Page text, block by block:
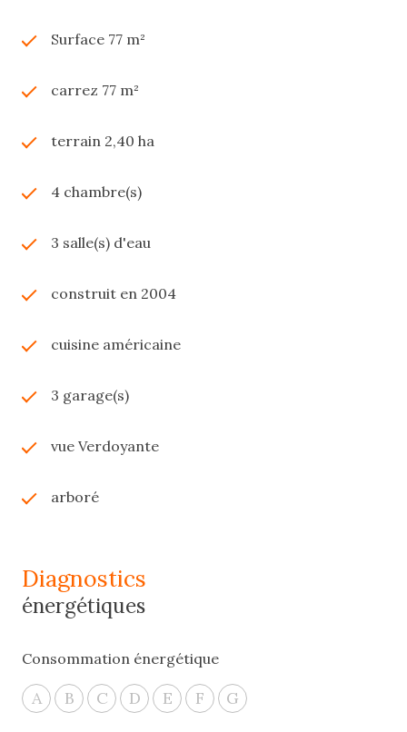
Surface 77 m²
carrez 77 m²
terrain 2,40 ha
4 chambre(s)
3 salle(s) d'eau
construit en 2004
cuisine américaine
3 garage(s)
vue Verdoyante
arboré
diagnostics
énergétiques
Consommation énergétique
A B C D E F G